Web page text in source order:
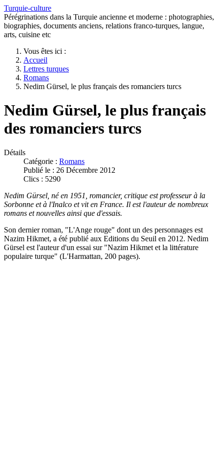
Turquie-culture
Pérégrinations dans la Turquie ancienne et moderne : photographies,
biographies, documents anciens, relations franco-turques, langue,
arts, cuisine etc
Vous êtes ici :
Accueil
Lettres turques
Romans
Nedim Gürsel, le plus français des romanciers turcs
Nedim Gürsel, le plus français
des romanciers turcs
Détails
Catégorie : Romans
Publié le : 26 Décembre 2012
Clics : 5290
Nedim Gürsel, né en 1951, romancier, critique est professeur à la
Sorbonne et à l'Inalco et vit en France. Il est l'auteur de nombreux
romans et nouvelles ainsi que d'essais.
Son dernier roman, "L'Ange rouge" dont un des personnages est
Nazim Hikmet, a été publié aux Editions du Seuil en 2012. Nedim
Gürsel est l'auteur d'un essai sur "Nazim Hikmet et la littérature
populaire turque" (L'Harmattan, 200 pages).